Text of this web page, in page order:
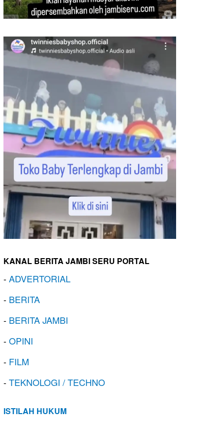
KANAL BERITA JAMBI SERU PORTAL
-ADVERTORIAL
- BERITA
- BERITA JAMBI
-OPINI
- FILM
-TEKNOLOGI / TECHNO
ISTILAH HUKUM